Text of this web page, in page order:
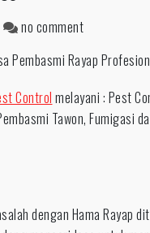
no commenton
Respon
0812-
3741-
9002
Terbaik
Pembasmi Rayap
Control melayani : Pest
Tawon, Fumigasi
dengan Hama Rayap